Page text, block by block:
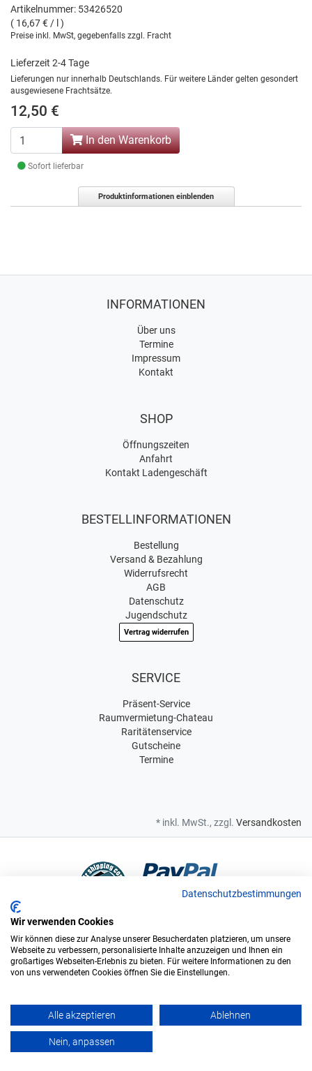
Artikelnummer: 53426520
( 16,67 € / l )
Preise inkl. MwSt, gegebenfalls zzgl. Fracht
Lieferzeit 2-4 Tage
Lieferungen nur innerhalb Deutschlands. Für weitere Länder gelten gesondert
ausgewiesene Frachtsätze.
12,50 €
In den Warenkorb
Sofort lieferbar
Produktinformationen einblenden
INFORMATIONEN
Über uns
Termine
Impressum
Kontakt
SHOP
Öffnungszeiten
Anfahrt
Kontakt Ladengeschäft
BESTELLINFORMATIONEN
Bestellung
Versand & Bezahlung
Widerrufsrecht
AGB
Datenschutz
Jugendschutz
Vertrag widerrufen
SERVICE
Präsent-Service
Raumvermietung-Chateau
Raritätenservice
Gutscheine
Termine
* inkl. MwSt., zzgl. Versandkosten
Bei uns sind Sie in sicheren Händen
Vinopolis GmbH & Co. KG. © Alle Rechte vorbehalten. - ÖKO zertifiziert
Datenschutzbestimmungen
Wir verwenden Cookies
Wir können diese zur Analyse unserer Besucherdaten platzieren, um unsere
Webseite zu verbessern, personalisierte Inhalte anzuzeigen und Ihnen ein
großartiges Webseiten-Erlebnis zu bieten. Für weitere Informationen zu den
von uns verwendeten Cookies öffnen Sie die Einstellungen.
Alle akzeptieren Ablehnen
Nein, anpassen